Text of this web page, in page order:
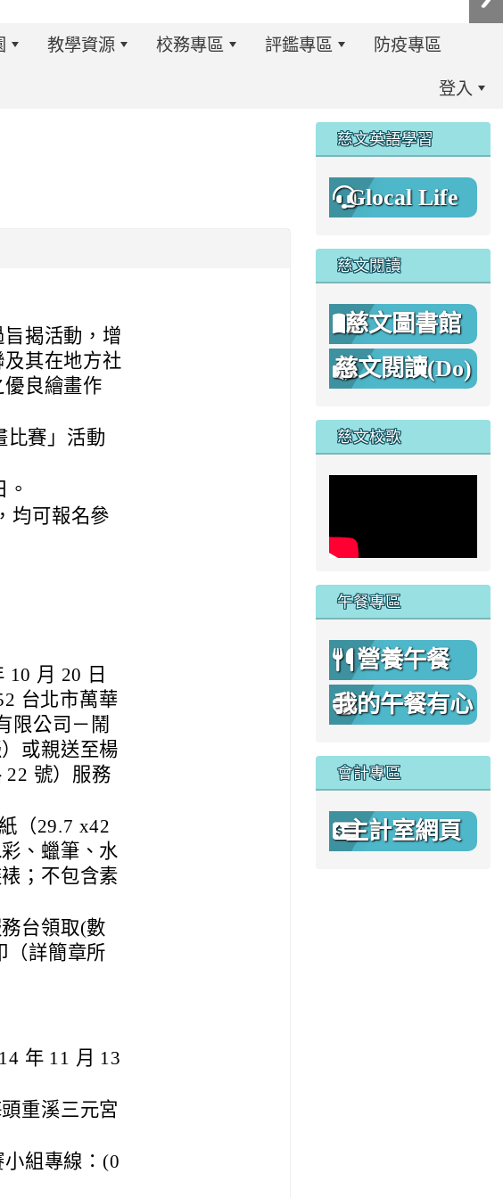
教學資源 校務專區 評鑑專區
防疫專區
登入
揭活動，增
其在地方社
良繪畫作
比賽」活動
均可報名參
10 月 20 日
台北市萬華
限公司－鬧
或親送至楊
22 號）服務
（29.7 x42
、蠟筆、水
；不包含素
台領取(數
（詳簡章所
年 11 月 13
重溪三元宮
組專線：(0
\
::: 慈文英語學習
Glocal Life
慈文閱讀
慈文圖書館
慈文閱讀(Do)
慈文校歌
午餐專區
營養午餐
我的午餐有心
會計專區
主計室網頁